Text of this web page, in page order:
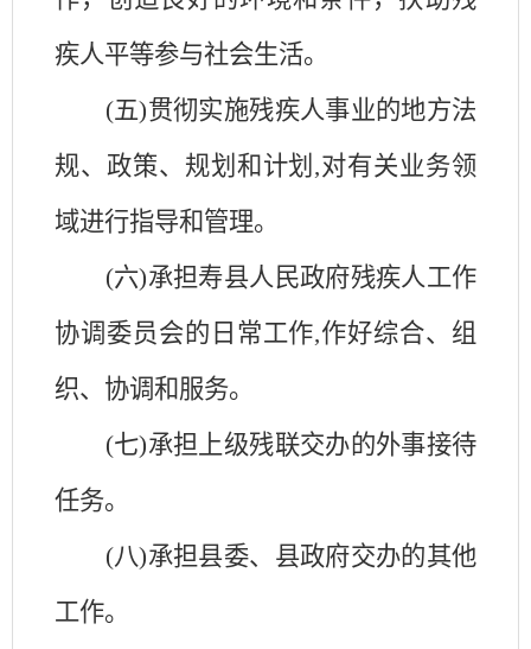
疾人平等参与社会生活。
(五)贯彻实施残疾人事业的地方法
规、政策、规划和计划,对有关业务领
域进行指导和管理。
(六)承担寿县人民政府残疾人工作
协调委员会的日常工作,作好综合、组
织、协调和服务。
(七)承担上级残联交办的外事接待
任务。
(八)承担县委、县政府交办的其他
工作。